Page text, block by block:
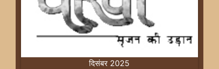
दिसंबर 2025